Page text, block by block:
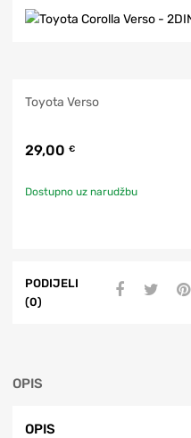
Toyota Verso
29,00 €
Dostupno uz narudžbu
PODIJELI
(0)
OPIS
OPIS